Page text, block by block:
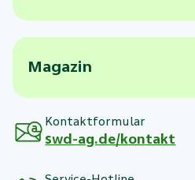
Magazin
Kontaktformular
swd-ag.de/kontakt